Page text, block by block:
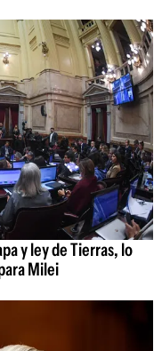
y ley de Tierras, lo
Milei